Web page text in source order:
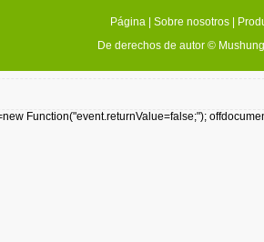
Página| Sobre nosotros|
De derechos de autor ©
Function("event.returnValue=false;");